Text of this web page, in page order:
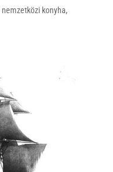
nemzetközi konyha,